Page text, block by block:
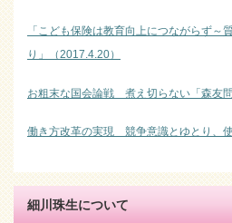
「こども保険は教育向上につながらず～
り」（2017.4.20）
お粗末な国会論戦 煮え切らない「森友
働き方改革の実現 競争意識とゆとり、
細川珠生について